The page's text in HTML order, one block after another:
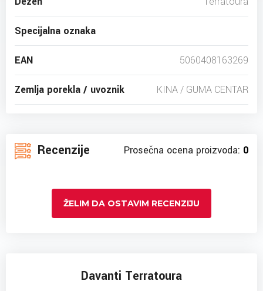
Specijalna oznaka
EAN 5060408163269
Zemlja porekla / uvoznik KINA / GUMA CENTAR
Recenzije Prosečna ocena proizvoda: 0
ŽELIM DA OSTAVIM RECENZIJU
Davanti Terratoura